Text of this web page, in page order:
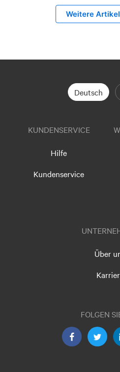
Weitere
Deutsch
KUNDENSERVICE
Hilfe
Kundenservice
Über
FOLGEN